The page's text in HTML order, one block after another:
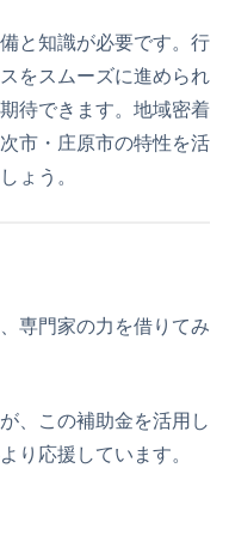
と知識が必要です。行
をスムーズに進められ
待できます。地域密着
市・庄原市の特性を活
ょう。
専門家の力を借りてみ
、この補助金を活用し
り応援しています。